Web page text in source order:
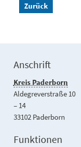
Zurück
Anschrift
Kreis Paderborn
Aldegreverstraße 10
– 14
33102 Paderborn
Funktionen